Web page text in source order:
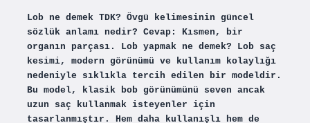
Lob ne demek TDK? Övgü kelimesinin güncel
sözlük anlamı nedir? Cevap: Kısmen, bir
organın parçası. Lob yapmak ne demek? Lob saç
kesimi, modern görünümü ve kullanım kolaylığı
nedeniyle sıklıkla tercih edilen bir modeldir.
Bu model, klasik bob görünümünü seven ancak
uzun saç kullanmak isteyenler için
tasarlanmıştır. Hem daha kullanışlı hem de